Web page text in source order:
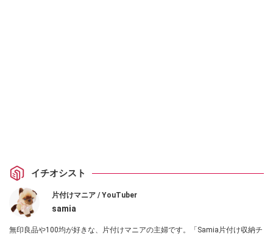
イチオシスト
片付けマニア / YouTuber
samia
無印良品や100均が好きな、片付けマニアの主婦です。「Samia片付け収納チ